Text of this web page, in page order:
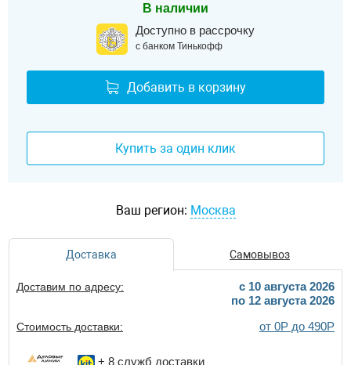
В наличии
Доступно в рассрочку
с банком Тинькофф
Добавить в корзину
Купить за один клик
Ваш регион: Москва
Доставка Самовывоз
Доставим по адресу:
c 10 августа 2026
по 12 августа 2026
Стоимость доставки: от 0Р до 490Р
+ 8 служб доставки